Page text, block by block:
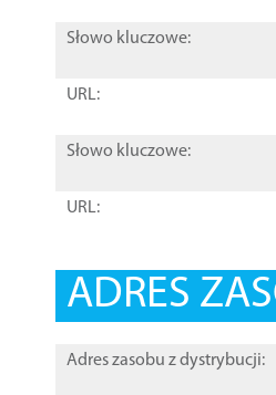
Słowo kluczowe:
URL:
Słowo kluczowe:
URL:
ADRES
Adres zasobu z dystrybucji: